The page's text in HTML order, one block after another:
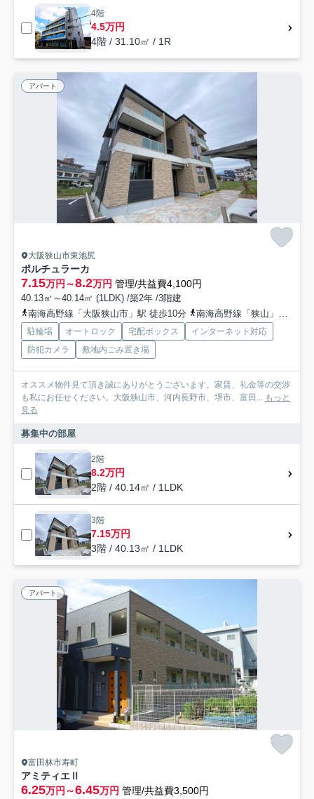
4階
4.5万円
4階 / 31.10㎡ / 1R
アパート
大阪狭山市東池尻
ポルチュラーカ
7.15万円～8.2万円 管理/共益費4,100円
40.13㎡～40.14㎡ (1LDK) /築2年 /3階建
南海高野線「大阪狭山市」駅 徒歩10分
南海高野線「狭山」駅 徒歩16分
駐輪場 オートロック 宅配ボックス
インターネット対応
防犯カメラ
敷地内ごみ置き場
オススメ物件見て頂き誠にありがとうございます。家賃、礼金等の交渉
も私にお任せください。大阪狭山市、河内長野市、堺市、富田... もっと
見る
募集中の部屋
2階
8.2万円
2階 / 40.14㎡ / 1LDK
3階
7.15万円
3階 / 40.13㎡ / 1LDK
アパート
富田林市寿町
アミティエⅡ
6.25万円～6.45万円 管理/共益費3,500円